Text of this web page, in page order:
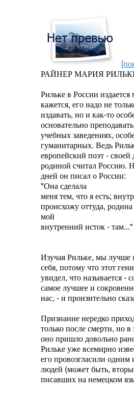
РАЙНЕР МАРИЯ
Рильке в России
кажется, его надо не
издавать, но и как-то
основательно
учебных заведениях,
гуманитарных. Ведь
европейский поэт - своей
родиной считал Россию.
дней он писал о России:
"Она сделала
меня тем, что я есть;
происхожу оттуда,
мой
внутренний исток - там..."
Изучая Рильке, мы
себя, потому что этот
увидел, что называется -
самое лучшее и
нас, - и пронзительно
Признание нередко
только после смерти, но в
оно пришло довольно
Рильке уже всемирно
его провозгласили
людей (может быть,
писавших на немецком